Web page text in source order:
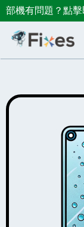
部機有問題？點